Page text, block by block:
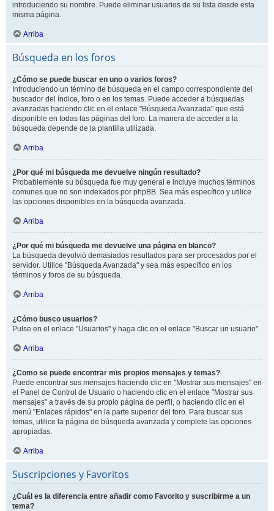
introduciendo su nombre. Puede eliminar usuarios de su lista desde esta
misma página.
Arriba
Búsqueda en los foros
¿Cómo se puede buscar en uno o varios foros?
Introduciendo un término de búsqueda en el campo correspondiente del
buscador del índice, foro o en los temas. Puede acceder a búsquedas
avanzadas haciendo clic en el enlace "Búsqueda Avanzada" que está
disponible en todas las páginas del foro. La manera de acceder a la
búsqueda depende de la plantilla utilizada.
Arriba
¿Por qué mi búsqueda me devuelve ningún resultado?
Probablemente su búsqueda fue muy general e incluye muchos términos
comunes que no son indexados por phpBB. Sea más específico y utilice
las opciones disponibles en la búsqueda avanzada.
Arriba
¿Por qué mi búsqueda me devuelve una página en blanco?
La búsqueda devolvió demasiados resultados para ser procesados por el
servidor. Utilice "Búsqueda Avanzada" y sea más específico en los
términos y foros de su búsqueda.
Arriba
¿Cómo busco usuarios?
Pulse en el enlace "Usuarios" y haga clic en el enlace "Buscar un usuario".
Arriba
¿Como se puede encontrar mis propios mensajes y temas?
Puede encontrar sus mensajes haciendo clic en "Mostrar sus mensajes" en
el Panel de Control de Usuario o haciendo clic en el enlace "Mostrar sus
mensajes" a través de su propio página de perfil, o haciendo clic en el
menú "Enlaces rápidos" en la parte superior del foro. Para buscar sus
temas, utilice la página de búsqueda avanzada y complete las opciones
apropiadas.
Arriba
Suscripciones y Favoritos
¿Cuál es la diferencia entre añadir como Favorito y suscribirme a un
tema?